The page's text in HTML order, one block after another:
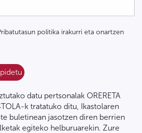
politika irakurri eta onartzen
datu pertsonalak ORERETA
k tratatuko ditu, Ikastolaren
buletinean jasotzen diren berrien
egiteko helburuarekin. Zure